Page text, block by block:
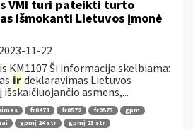
VMI turi pateikti turto
išmokanti Lietuvos įmonė
2023-11-22
KM1107 Ši informacija skelbiama:
irdeklaravimas Lietuvos
asmens,...
fr0471 fr0572 fr0573
gpm
gpmį 24 str
gpmį 23 str